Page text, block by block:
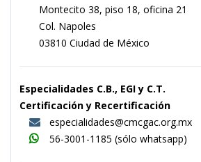
Montecito 38, piso 18, oficina 21
Col. Napoles
03810 Ciudad de México
Especialidades C.B., EGI y C.T.
Certificación y Recertificación
especialidades@cmcgac.org.mx
56-3001-1185 (sólo whatsapp)